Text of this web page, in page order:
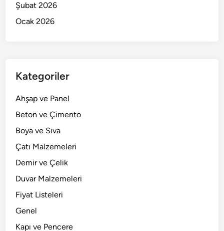
Şubat 2026
Ocak 2026
Kategoriler
Ahşap ve Panel
Beton ve Çimento
Boya ve Sıva
Çatı Malzemeleri
Demir ve Çelik
Duvar Malzemeleri
Fiyat Listeleri
Genel
Kapı ve Pencere